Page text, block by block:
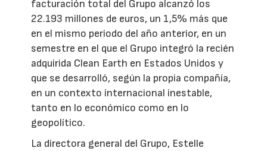
facturación total del Grupo alcanzó los
22.193 millones de euros, un 1,5% más que
en el mismo periodo del año anterior, en un
semestre en el que el Grupo integró la recién
adquirida Clean Earth en Estados Unidos y
que se desarrolló, según la propia compañía,
en un contexto internacional inestable,
tanto en lo económico como en lo
geopolítico.
La directora general del Grupo, Estelle